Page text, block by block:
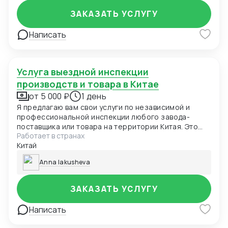
Написать
ЗАКАЗАТЬ УСЛУГУ
Услуга выездной инспекции
производств и товара в Китае
от 5 000 ₽ 1 день
Я предлагаю вам свои услуги по независимой и
профессиональной инспекции любого завода-
поставщика или товара на территории Китая. Это
ваши «глаза и уши» на месте, которые позволяют
минимизировать риски и принимать взвешенные
бизнес-решения. Что я делаю в ходе инспекции:
Проверка легитимности и масштабов завода:
Визуальная оценка реальных производственных
мощностей, цехов и оборудования. Соответствуют
ли они заявленным на сайте и в переписке?
Проверка наличия ключевых сертификатов качества
производства (например, ISO). Личная встреча с
Работает в странах
Китай
Anna Iakusheva
Написать
ЗАКАЗАТЬ УСЛУГУ